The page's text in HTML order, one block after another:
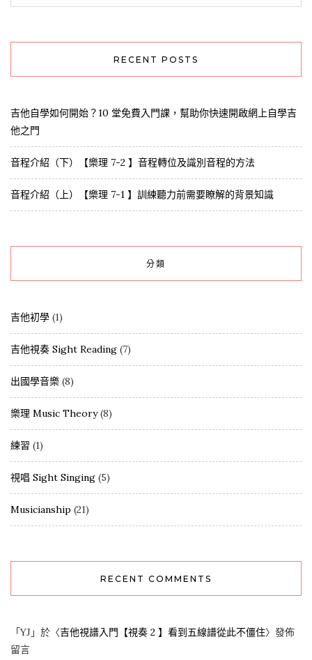
RECENT POSTS
吉他自學如何開始？10 堂免費入門課，幫助你快速開啟網上自學吉
他之門
音程介紹（下）【樂理 7-2 】音程轉位及識別音程的方法
音程介紹（上）【樂理 7-1 】訓練聽力前需要瞭解的背景知識
分類
吉他初學 (1)
吉他視奏 Sight Reading (7)
出國學音樂 (8)
樂理 Music Theory(8)
練習 (1)
視唱 Sight Singing (5)
Musicianship (21)
RECENT COMMENTS
「YJ 」於〈吉他視譜入門【視奏 2 】看到五線譜從此不僵住〉發佈
留言